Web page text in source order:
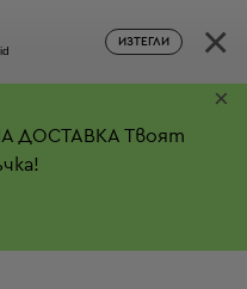
ИЗТЕГЛИ ×
ДОСТАВКА Твоят
×